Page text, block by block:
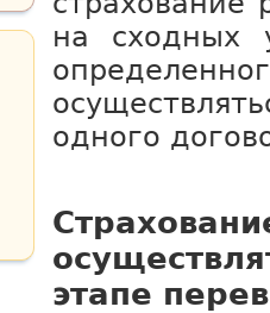
на сходных
одного
этапе